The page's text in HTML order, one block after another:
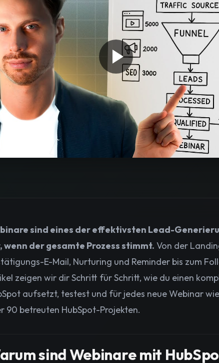
sind eines der effektivsten Lead-
wenn der gesamte Prozess stimmt. Von der
E-Mail, Nurturing und Reminder bis zum
zeigen wir dir Schritt für Schritt, wie du einen
aufsetzt, testest und für jedes neue Webinar
90 betreuten HubSpot-Projekten.
sind Webinare mit